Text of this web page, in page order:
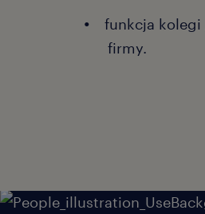
funkcja
firmy.